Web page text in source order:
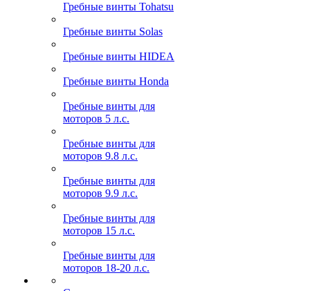
Гребные винты Tohatsu
Гребные винты Solas
Гребные винты HIDEA
Гребные винты Honda
Гребные винты для
моторов 5 л.с.
Гребные винты для
моторов 9.8 л.с.
Гребные винты для
моторов 9.9 л.с.
Гребные винты для
моторов 15 л.с.
Гребные винты для
моторов 18-20 л.с.